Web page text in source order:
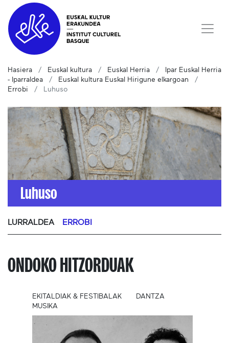
Hasiera Euskal kultura Euskal Herria
Ipar Euskal Herria
- Iparraldea
Euskal kultura Euskal Hirigune elkargoan
Errobi
Luhuso
Luhuso
LURRALDEA ERROBI
ONDOKO HITZORDUAK
EKITALDIAK & FESTIBALAK
DANTZA
MUSIKA